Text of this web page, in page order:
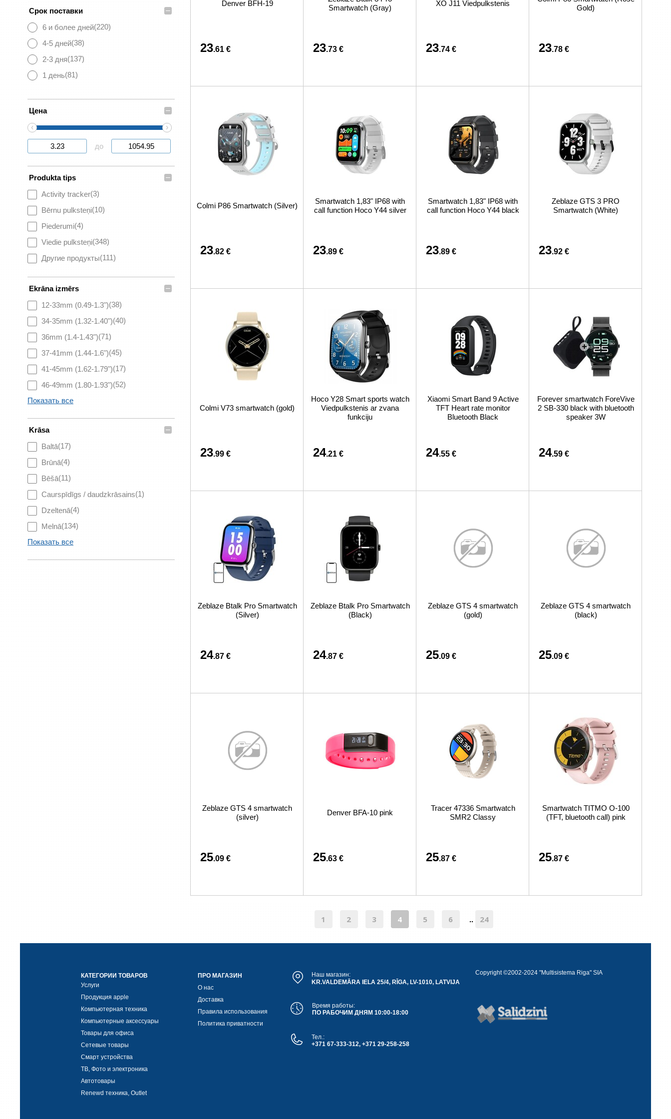
связано с покупкой или доставкой товаров
Срок поставки
–
6 и более дней(220)
4-5 дней(38)
2-3 дня(137)
1 день(81)
Цена
–
‹
›
до
Produkta tips
–
Activity tracker(3)
Bērnu pulksteņi(10)
Piederumi(4)
Viedie pulksteņi(348)
Другие продукты(111)
Ekrāna izmērs
–
12-33mm (0.49-1.3")(38)
34-35mm (1.32-1.40")(40)
36mm (1.4-1.43")(71)
37-41mm (1.44-1.6")(45)
41-45mm (1.62-1.79")(17)
46-49mm (1.80-1.93")(52)
Показать все
Krāsa
–
Baltā(17)
Brūnā(4)
Bēšā(11)
Caurspīdīgs / daudzkrāsains(1)
Dzeltenā(4)
Melnā(134)
Показать все
Denver BFH-19
23.61 €
Smartwatch (Gray)
23.73 €
XO J11 Viedpulkstenis
23.74 €
Gold)
23.78 €
Colmi P86 Smartwatch (Silver)
23.82 €
Smartwatch 1,83" IP68 with
call function Hoco Y44 silver
23.89 €
Smartwatch 1,83" IP68 with
call function Hoco Y44 black
23.89 €
Zeblaze GTS 3 PRO
Smartwatch (White)
23.92 €
Colmi V73 smartwatch (gold)
23.99 €
Hoco Y28 Smart sports watch
Viedpulkstenis ar zvana
funkciju
24.21 €
Xiaomi Smart Band 9 Active
TFT Heart rate monitor
Bluetooth Black
24.55 €
Forever smartwatch ForeVive
2 SB-330 black with bluetooth
speaker 3W
24.59 €
Zeblaze Btalk Pro Smartwatch
(Silver)
24.87 €
Zeblaze Btalk Pro Smartwatch
(Black)
24.87 €
Zeblaze GTS 4 smartwatch
(gold)
25.09 €
Zeblaze GTS 4 smartwatch
(black)
25.09 €
Zeblaze GTS 4 smartwatch
(silver)
25.09 €
Denver BFA-10 pink
25.63 €
Tracer 47336 Smartwatch
SMR2 Classy
25.87 €
Smartwatch TITMO O-100
(TFT, bluetooth call) pink
25.87 €
1 2 3 4 5 6 .. 24
КАТЕГОРИИ ТОВАРОВ
Услуги
Продукция apple
Компьютерная техника
Компьютерные аксессуары
Товары для офиса
Сетевые товары
Смарт устройства
ТВ, Фото и электроника
Автотовары
Renewd техника, Outlet
ПРО МАГАЗИН
О нас
Доставка
Правила использования
Политика приватности
Наш магазин:
KR.VALDEMĀRA IELA 25/4, RĪGA, LV-1010, LATVIJA
Время работы:
ПО РАБОЧИМ ДНЯМ 10:00-18:00
Тел.:
+371 67-333-312, +371 29-258-258
Copyright ©2002-2024 "Multisistema Riga" SIA